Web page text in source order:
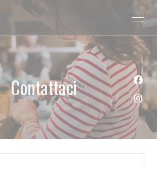
sui cookie
Contattaci